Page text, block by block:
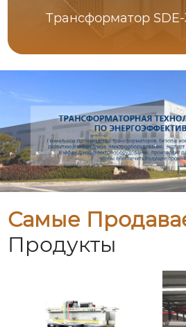
Трансформатор SDE-
Самые
Продукты